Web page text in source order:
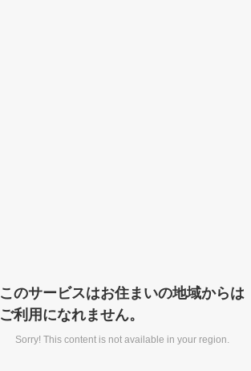
このサービスはお住まいの地域からは
ご利用になれません。
Sorry! This content is not available in your region.